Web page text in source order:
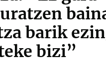
barik
bizi”